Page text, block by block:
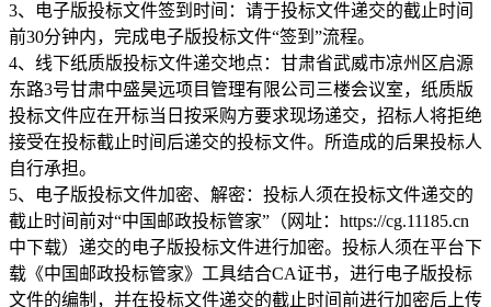
3、电子版投标文件签到时间：请于投标文件递交的截止时间
前30分钟内，完成电子版投标文件“签到”流程。
4、线下纸质版投标文件递交地点：甘肃省武威市凉州区启源
东路3号甘肃中盛昊远项目管理有限公司三楼会议室，纸质版
投标文件应在开标当日按采购方要求现场递交，招标人将拒绝
接受在投标截止时间后递交的投标文件。所造成的后果投标人
自行承担。
5、电子版投标文件加密、解密：投标人须在投标文件递交的
截止时间前对“中国邮政投标管家”（网址：https://cg.11185.cn
中下载）递交的电子版投标文件进行加密。投标人须在平台下
载《中国邮政投标管家》工具结合CA证书，进行电子版投标
文件的编制，并在投标文件递交的截止时间前进行加密后上传